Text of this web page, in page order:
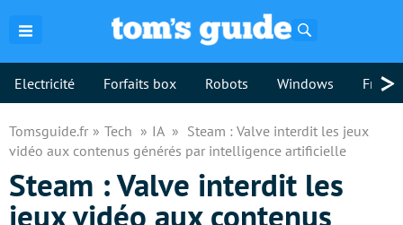
Electricité Forfaits box Robots Windows >
Tomsguide.fr Tech IA
Steam : Valve interdit les jeux
vidéo aux contenus générés par intelligence artificielle
Steam : Valve interdit les
jeux vidéo aux contenus